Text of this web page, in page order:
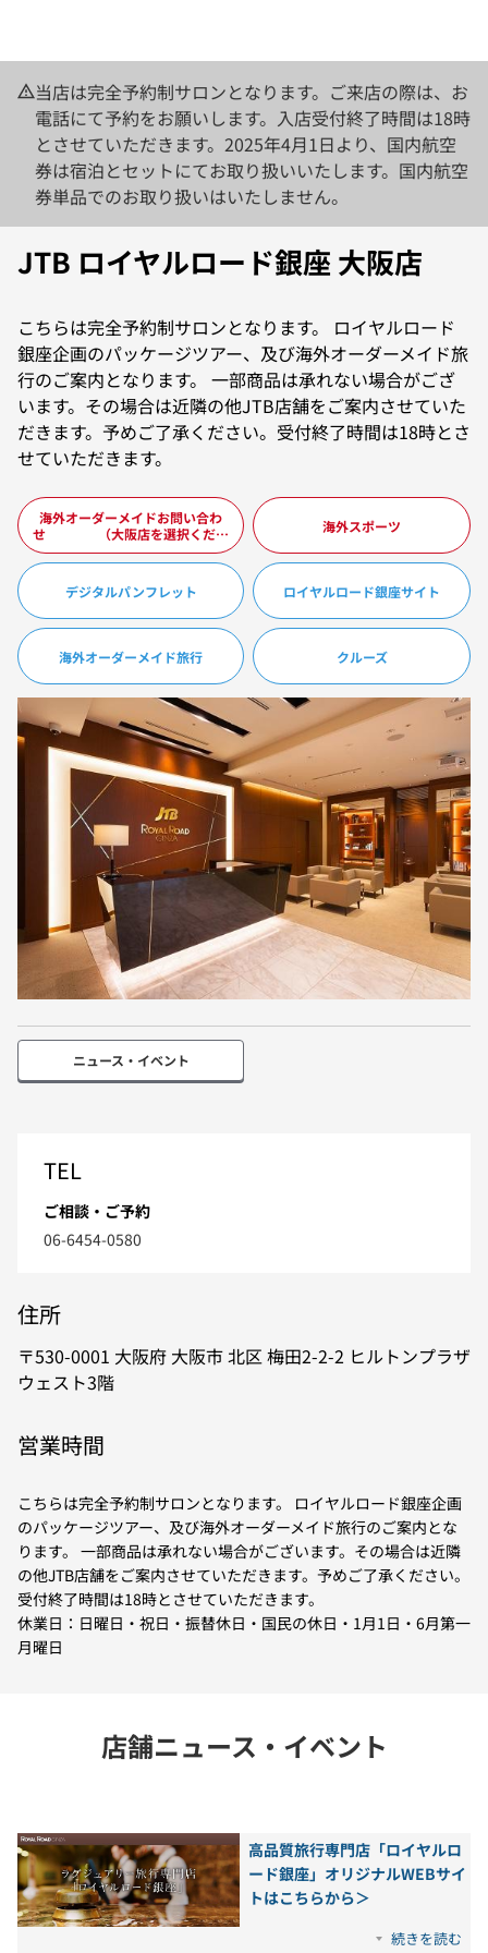
当店は完全予約制サロンとなります。ご来店の際は、お
電話にて予約をお願いします。入店受付終了時間は18時
とさせていただきます。2025年4月1日より、国内航空
券は宿泊とセットにてお取り扱いいたします。国内航空
券単品でのお取り扱いはいたしません。
JTB ロイヤルロード銀座 大阪店
こちらは完全予約制サロンとなります。 ロイヤルロード
銀座企画のパッケージツアー、及び海外オーダーメイド旅
行のご案内となります。 一部商品は承れない場合がござ
います。その場合は近隣の他JTB店舗をご案内させていた
だきます。予めご了承ください。受付終了時間は18時とさ
せていただきます。
海外オーダーメイドお問い合わ
せ （大阪店を選択くださ
い）
海外スポーツ
デジタルパンフレット ロイヤルロード銀座サイト
海外オーダーメイド旅行 クルーズ
ニュース・イベント
TEL
ご相談・ご予約
06-6454-0580
住所
530-0001 大阪府 大阪市北区梅田2-2-2 ヒルトンプラザ
ウェスト3階
営業時間
こちらは完全予約制サロンとなります。 ロイヤルロード銀座企画
のパッケージツアー、及び海外オーダーメイド旅行のご案内とな
ります。 一部商品は承れない場合がございます。その場合は近隣
の他JTB店舗をご案内させていただきます。予めご了承ください。
受付終了時間は18時とさせていただきます。
休業日：日曜日・祝日・振替休日・国民の休日・1月1日・6月第一
月曜日
店舗ニュース・イベント
高品質旅行専門店「ロイヤルロ
ード銀座」オリジナルWEBサイ
トはこちらから＞
続きを読む